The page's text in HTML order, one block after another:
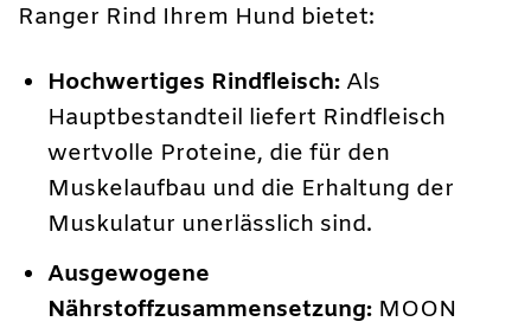
Ranger Rind Ihrem Hund bietet:
Hochwertiges Rindfleisch: Als
Hauptbestandteil liefert Rindfleisch
wertvolle Proteine, die für den
Muskelaufbau und die Erhaltung der
Muskulatur unerlässlich sind.
Ausgewogene
Nährstoffzusammensetzung: MOON